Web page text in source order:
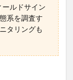
ルドサイン
系を調査す
タリングも